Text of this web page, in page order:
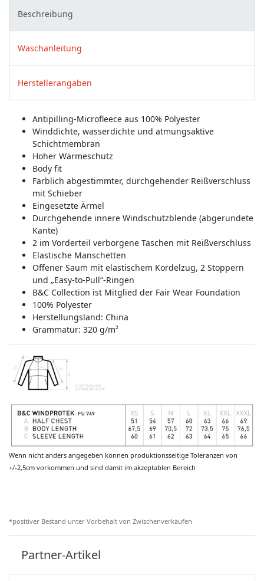
Beschreibung
Waschanleitung
Herstellerangaben
Antipilling-Microfleece aus 100% Polyester
Winddichte, wasserdichte und atmungsaktive
Schichtmembran
Hoher Wärmeschutz
Body fit
Farblich abgestimmter, durchgehender Reißverschluss
mit Schieber
Eingesetzte Ärmel
Durchgehende innere Windschutzblende (abgerundete
Kante)
2 im Vorderteil verborgene Taschen mit Reißverschluss
Elastische Manschetten
Offener Saum mit elastischem Kordelzug, 2 Stoppern
und „Easy-to-Pull“-Ringen
B&C Collection ist Mitglied der Fair Wear Foundation
100% Polyester
Herstellungsland: China
Grammatur: 320 g/m²
Wenn nicht anders angegeben können produktionsseitige Toleranzen von
+/-2,5cm vorkommen und sind damit im akzeptablen Bereich
*positiver Bestand unter Vorbehalt von Zwischenverkäufen
Partner-Artikel